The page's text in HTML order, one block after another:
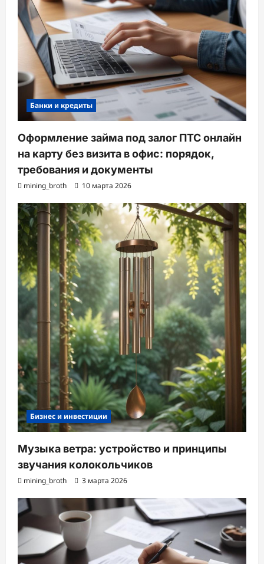
Банки и кредиты
Оформление займа под залог ПТС онлайн
на карту без визита в офис: порядок,
требования и документы
mining_broth 10 марта 2026
Бизнес и инвестиции
Музыка ветра: устройство и принципы
звучания колокольчиков
mining_broth 3 марта 2026